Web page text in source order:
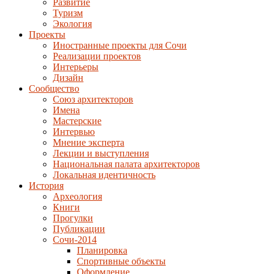
Развитие
Туризм
Экология
Проекты
Иностранные проекты для Сочи
Реализации проектов
Интерьеры
Дизайн
Сообщество
Союз архитекторов
Имена
Мастерские
Интервью
Мнение эксперта
Лекции и выступления
Национальная палата архитекторов
Локальная идентичность
История
Археология
Книги
Прогулки
Публикации
Сочи-2014
Планировка
Спортивные объекты
Оформление